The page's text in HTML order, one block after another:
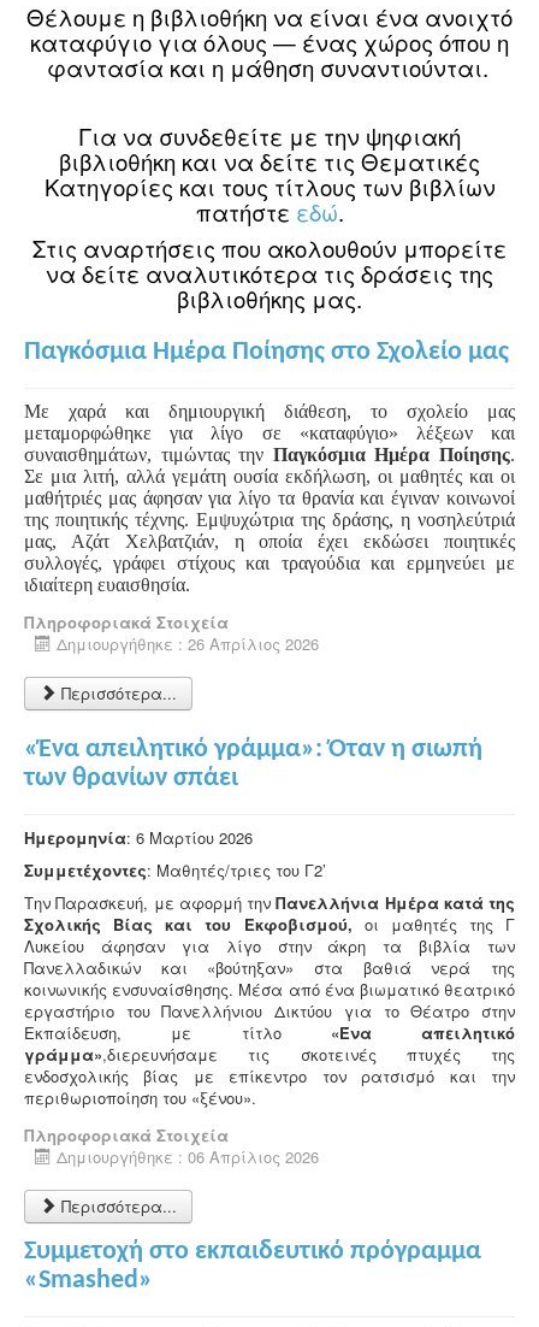
Θέλουμε η βιβλιοθήκη να είναι ένα ανοιχτό
καταφύγιο για όλους — ένας χώρος όπου η
φαντασία και η μάθηση συναντιούνται.
Για να συνδεθείτε με την ψηφιακή
βιβλιοθήκη και να δείτε τις Θεματικές
Κατηγορίες και τους τίτλους των βιβλίων
πατήστε εδώ.
Στις αναρτήσεις που ακολουθούν μπορείτε
να δείτε αναλυτικότερα τις δράσεις της
βιβλιοθήκης μας.
Παγκόσμια Ημέρα Ποίησης στο Σχολείο μας
Με χαρά και δημιουργική διάθεση, το σχολείο μας
μεταμορφώθηκε για λίγο σε «καταφύγιο» λέξεων και
συναισθημάτων, τιμώντας την Παγκόσμια Ημέρα Ποίησης.
Σε μια λιτή, αλλά γεμάτη ουσία εκδήλωση, οι μαθητές και οι
μαθήτριές μας άφησαν για λίγο τα θρανία και έγιναν κοινωνοί
της ποιητικής τέχνης. Εμψυχώτρια της δράσης, η νοσηλεύτριά
μας, Αζάτ Χελβατζιάν, η οποία έχει εκδώσει ποιητικές
συλλογές, γράφει στίχους και τραγούδια και ερμηνεύει με
ιδιαίτερη ευαισθησία.
Πληροφοριακά Στοιχεία
Δημιουργήθηκε : 26 Απρίλιος 2026
Περισσότερα...
«Ένα απειλητικό γράμμα»: Όταν η σιωπή
των θρανίων σπάει
Ημερομηνία: 6 Μαρτίου 2026
Συμμετέχοντες: Μαθητές/τριες του Γ2’
Την Παρασκευή, με αφορμή τηνΠανελλήνια Ημέρα κατά της
Σχολικής Βίας και του Εκφοβισμού, οι μαθητές της Γ
Λυκείου άφησαν για λίγο στην άκρη τα βιβλία των
Πανελλαδικών και «βούτηξαν» στα βαθιά νερά της
κοινωνικής ενσυναίσθησης. Μέσα από ένα βιωματικό θεατρικό
εργαστήριο του Πανελλήνιου Δικτύου για το Θέατρο στην
Εκπαίδευση, με τίτλο «Ένα απειλητικό
γράμμα»,διερευνήσαμε τις σκοτεινές πτυχές της
ενδοσχολικής βίας με επίκεντρο τον ρατσισμό και την
περιθωριοποίηση του «ξένου».
Πληροφοριακά Στοιχεία
Δημιουργήθηκε : 06 Απρίλιος 2026
Περισσότερα...
Συμμετοχή στο εκπαιδευτικό πρόγραμμα
«Smashed»